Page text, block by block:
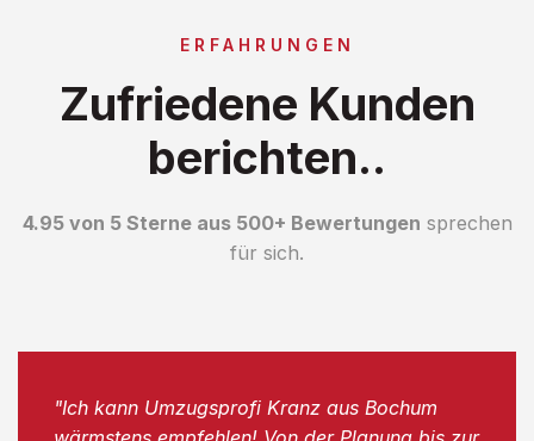
ERFAHRUNGEN
Zufriedene Kunden
berichten..
4.95 von 5 Sterne aus 500+ Bewertungen sprechen
für sich.
"Ich kann Umzugsprofi Kranz aus Bochum